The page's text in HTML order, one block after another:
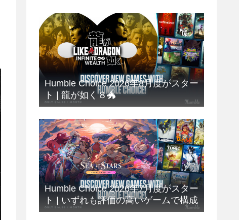
Humble Choice 2026年8月度がスター
ト | 龍が如く８🐲
Humble Choice 2026年7月度がスター
ト | いずれも評価の高いゲームで構成